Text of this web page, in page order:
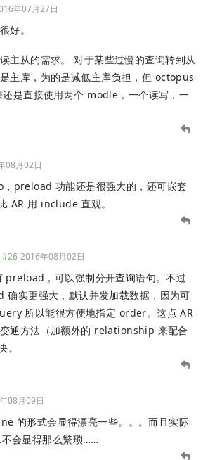
年07月27日
好。
主从的需求。 对于某些过慢的查询转到从
主库，为的是减低主库负担，但 octopus
还是直接使用两个 modle，一个读写，一
08月02日
，preload 功能还是很强大的，还可嵌套
AR 用 include 直观。
#26 2016年08月02日
preload，可以强制分开查询语句。不过
实更强大，默认并发加载数据，因为可
所以能很方便地指定 order。这点 AR
通方法（加额外的 relationship 来配合
08月09日
的形式会显得漂亮一些。。。而且实际
会显得那么繁琐……